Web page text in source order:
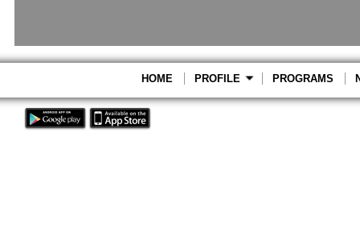
PROGRAMS
PROFILE
HOME